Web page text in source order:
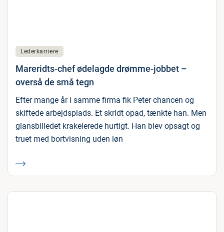
Lederkarriere
Mareridts-chef ødelagde drømme-jobbet –
overså de små tegn
Efter mange år i samme firma fik Peter chancen og
skiftede arbejdsplads. Et skridt opad, tænkte han. Men
glansbilledet krakelerede hurtigt. Han blev opsagt og
truet med bortvisning uden løn